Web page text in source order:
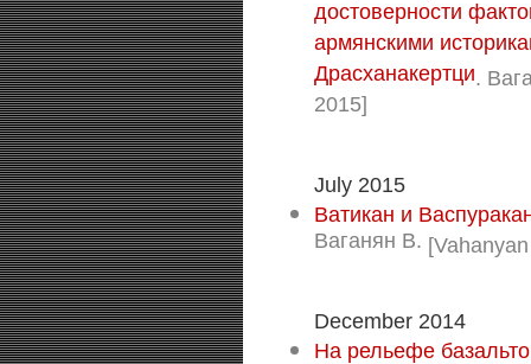
достоверности
армянскими
Драсханакертци.
2015]
July 2015
Ватикан и
Ваганян В.
December 2014
На рельефе